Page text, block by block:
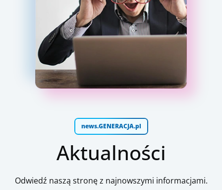
news.GENERACJA.pl
Aktualności
Odwiedź naszą stronę z najnowszymi informacjami.